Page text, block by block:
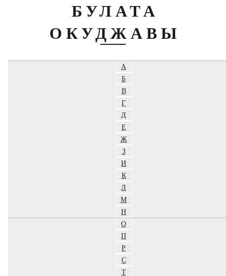
БУЛАТА
ОКУДЖАВЫ
А
Б
В
Г
Д
Е
Ж
З
И
К
Л
М
Н
О
П
Р
С
Т